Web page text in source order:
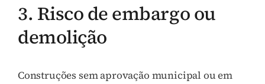
3. Risco de embargo ou
demolição
Construções sem aprovação municipal ou em